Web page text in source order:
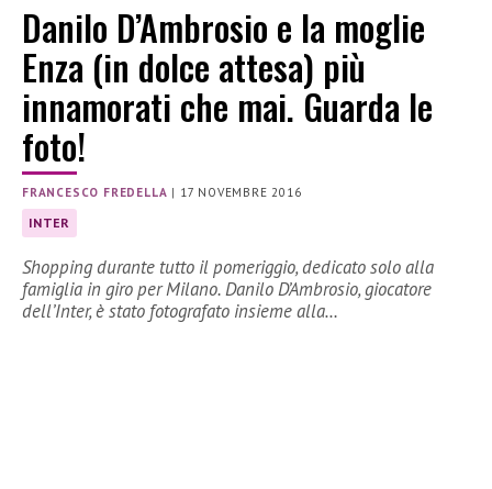
Danilo D’Ambrosio e la moglie
Enza (in dolce attesa) più
innamorati che mai. Guarda le
foto!
FRANCESCO FREDELLA | 17 NOVEMBRE 2016
INTER
Shopping durante tutto il pomeriggio, dedicato solo alla
famiglia in giro per Milano. Danilo D’Ambrosio, giocatore
dell’Inter, è stato fotografato insieme alla…